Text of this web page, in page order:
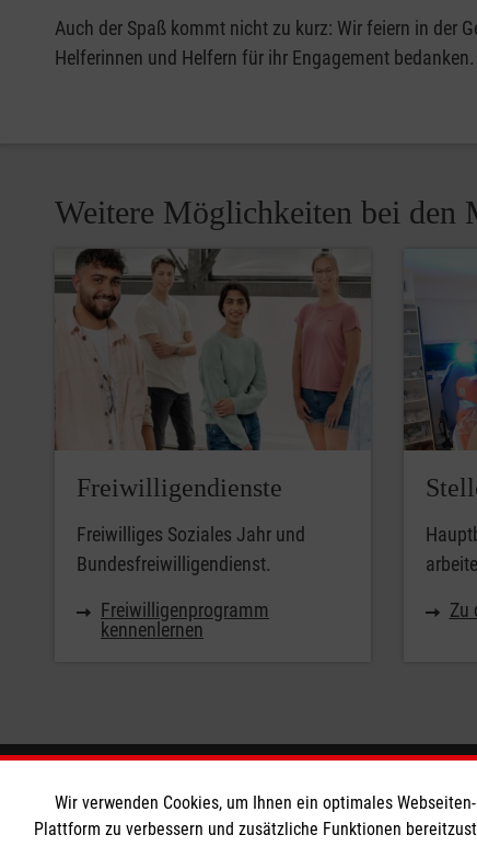
Auch der Spaß kommt nicht zu kurz: Wir feiern in der
Helferinnen und Helfern für ihr Engagement bedanken.
Weitere Möglichkeiten bei den
Freiwilligendienste
Freiwilliges Soziales Jahr und
Bundesfreiwilligendienst.
Freiwilligenprogramm
kennenlernen
Zu
Informationen Die
Wir verwenden Cookies, um Ihnen ein optimales
Plattform zu verbessern und zusätzliche Funktionen